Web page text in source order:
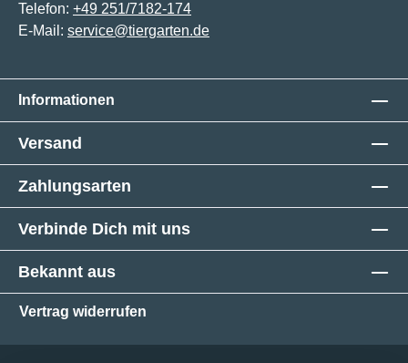
Telefon: +49 251/7182-174
E-Mail: service@tiergarten.de
Informationen
Versand
Zahlungsarten
Verbinde Dich mit uns
Bekannt aus
Vertrag widerrufen